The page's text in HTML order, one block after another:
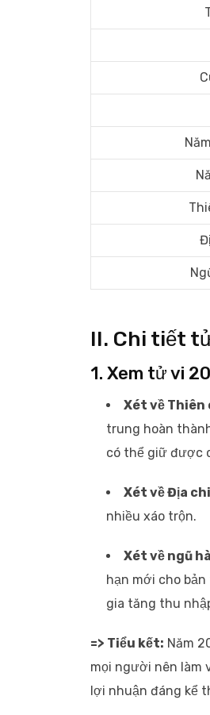
II. Chi tiết
1. Xem tử vi
Xét về Thiên
trung hoàn
có thể giữ được
Xét về Địa
nhiều xáo trộn.
Xét về ngũ
hạn mới cho
gia tăng thu
=> Tiểu kết: Năm
mọi người nên làm
lợi nhuận đáng kể